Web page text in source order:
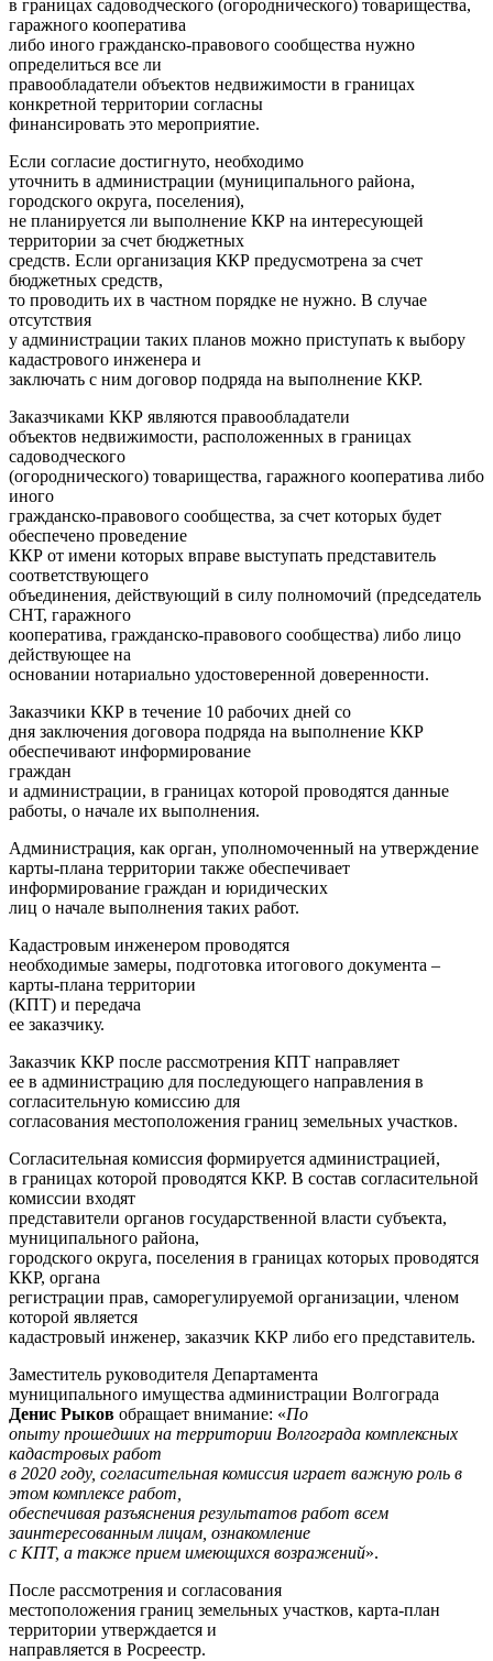
в границах садоводческого (огороднического) товарищества,
гаражного кооператива
либо иного гражданско-правового сообщества нужно
определиться все ли
правообладатели объектов недвижимости в границах
конкретной территории согласны
финансировать это мероприятие.
Если согласие достигнуто, необходимо
уточнить в администрации (муниципального района,
городского округа, поселения),
не планируется ли выполнение ККР на интересующей
территории за счет бюджетных
средств. Если организация ККР предусмотрена за счет
бюджетных средств,
то проводить их в частном порядке не нужно. В случае
отсутствия
у администрации таких планов можно приступать к выбору
кадастрового инженера и
заключать с ним договор подряда на выполнение ККР.
Заказчиками ККР являются правообладатели
объектов недвижимости, расположенных в границах
садоводческого
(огороднического) товарищества, гаражного кооператива либо
иного
гражданско-правового сообщества, за счет которых будет
обеспечено проведение
ККР от имени которых вправе выступать представитель
соответствующего
объединения, действующий в силу полномочий (председатель
СНТ, гаражного
кооператива, гражданско-правового сообщества) либо лицо
действующее на
основании нотариально удостоверенной доверенности.
Заказчики ККР в течение 10 рабочих дней со
дня заключения договора подряда на выполнение ККР
обеспечивают информирование
граждан
и администрации, в границах которой проводятся данные
работы, о начале их выполнения.
Администрация, как орган, уполномоченный на утверждение
карты-плана территории также обеспечивает
информирование граждан и юридических
лиц о начале выполнения таких работ.
Кадастровым инженером проводятся
необходимые замеры, подготовка итогового документа –
карты-плана территории
(КПТ) и передача
ее заказчику.
Заказчик ККР после рассмотрения КПТ направляет
ее в администрацию для последующего направления в
согласительную комиссию для
согласования местоположения границ земельных участков.
Согласительная комиссия формируется администрацией,
в границах которой проводятся ККР. В состав согласительной
комиссии входят
представители органов государственной власти субъекта,
муниципального района,
городского округа, поселения в границах которых проводятся
ККР, органа
регистрации прав, саморегулируемой организации, членом
которой является
кадастровый инженер, заказчик ККР либо его представитель.
Заместитель руководителя Департамента
муниципального имущества администрации Волгограда
Денис Рыков обращает внимание: «По
опыту прошедших на территории Волгограда комплексных
кадастровых работ
в 2020 году, согласительная комиссия играет важную роль в
этом комплексе работ,
обеспечивая разъяснения результатов работ всем
заинтересованным лицам, ознакомление
с КПТ, а также прием имеющихся возражений».
После рассмотрения и согласования
местоположения границ земельных участков, карта-план
территории утверждается и
направляется в Росреестр.